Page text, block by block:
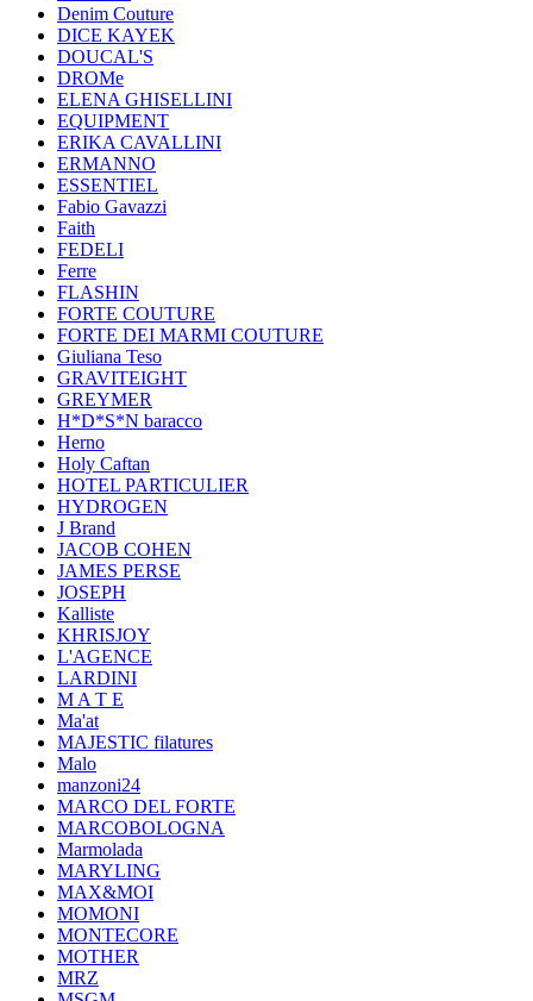
Denim Couture
DICE KAYEK
DOUCAL'S
DROMe
ELENA GHISELLINI
EQUIPMENT
ERIKA CAVALLINI
ERMANNO
ESSENTIEL
Fabio Gavazzi
Faith
FEDELI
Ferre
FLASHIN
FORTE COUTURE
FORTE DEI MARMI COUTURE
Giuliana Teso
GRAVITEIGHT
GREYMER
H*D*S*N baracco
Herno
Holy Caftan
HOTEL PARTICULIER
HYDROGEN
J Brand
JACOB COHEN
JAMES PERSE
JOSEPH
Kalliste
KHRISJOY
L'AGENCE
LARDINI
M A T E
Ma'at
MAJESTIC filatures
Malo
manzoni24
MARCO DEL FORTE
MARCOBOLOGNA
Marmolada
MARYLING
MAX&MOI
MOMONI
MONTECORE
MOTHER
MRZ